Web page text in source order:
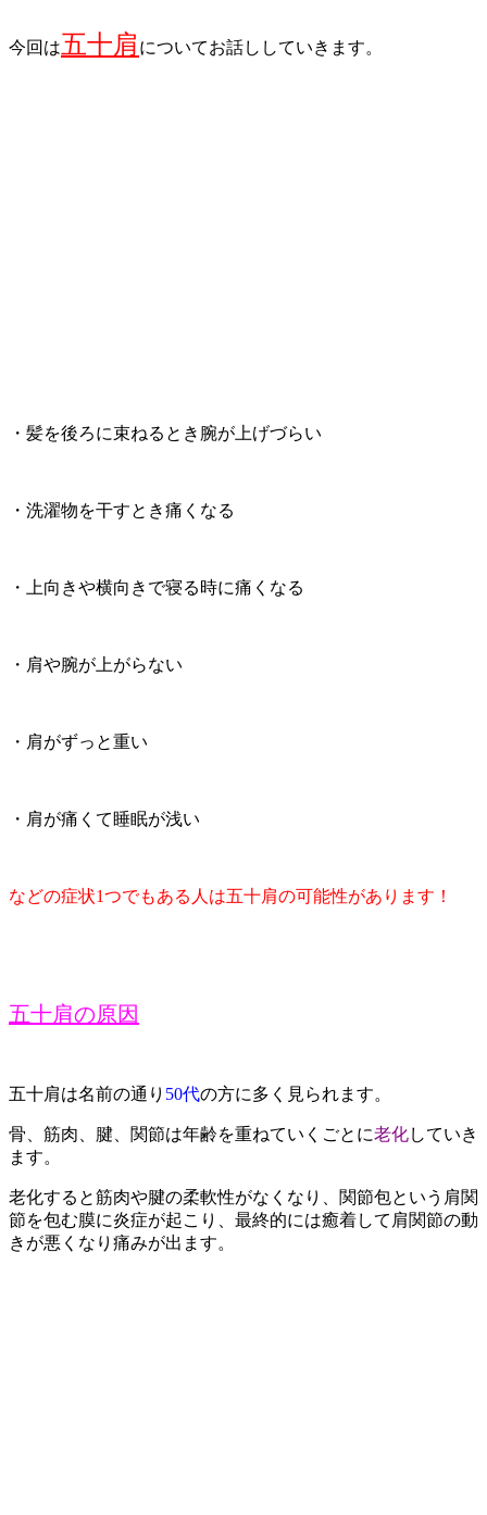
今回は五十肩 についてお話ししていきます。
・髪を後ろに束ねるとき腕が上げづらい
・洗濯物を干すとき痛くなる
・上向きや横向きで寝る時に痛くなる
・肩や腕が上がらない
・肩がずっと重い
・肩が痛くて睡眠が浅い
などの症状1つでもある人は五十肩の可能性があります！
五十肩の原因
五十肩は名前の通り 50代の方に多く見られます。
骨、筋肉、腱、関節は年齢を重ねていくごとに老化していき
ます。
老化すると筋肉や腱の柔軟性がなくなり、関節包という肩関
節を包む膜に炎症が起こり、最終的には癒着して肩関節の動
きが悪くなり痛みが出ます。